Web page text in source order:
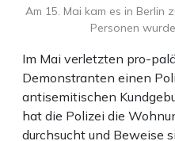
Im Mai verletzten pro-
Demonstranten einen
antisemitischen
hat die Polizei die
durchsucht und Beweise
Am 15. Mai kam es in
Personen